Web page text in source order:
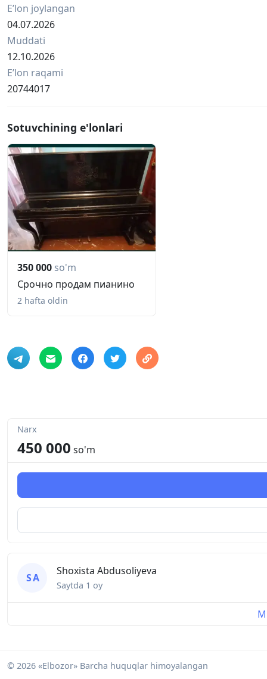
Eʼlon joylangan
04.07.2026
Muddati
12.10.2026
Eʼlon raqami
20744017
Sotuvchining e'lonlari
350 000 so'm
Срочно продам пианино
2 hafta oldin
Narx
450 000 so'm
S A
Shoxista Abdusoliyeva
Saytda 1 oy
© 2026 «Elbozor» Barcha huquqlar himoyalangan